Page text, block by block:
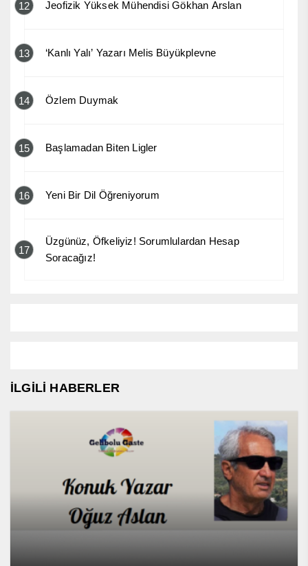
12 Jeofizik Yüksek Mühendisi Gökhan Arslan
13 ‘Kanlı Yalı’ Yazarı Melis Büyükplevne
14 Özlem Duymak
15 Başlamadan Biten Ligler
16 Yeni Bir Dil Öğreniyorum
17
Üzgünüz, Öfkeliyiz! Sorumlulardan Hesap
Soracağız!
İLGİLİ HABERLER